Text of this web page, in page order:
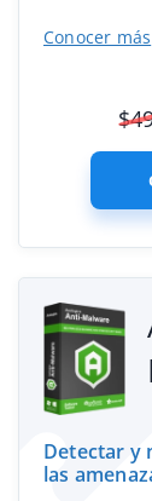
Conocer más
$
Detectar y
las